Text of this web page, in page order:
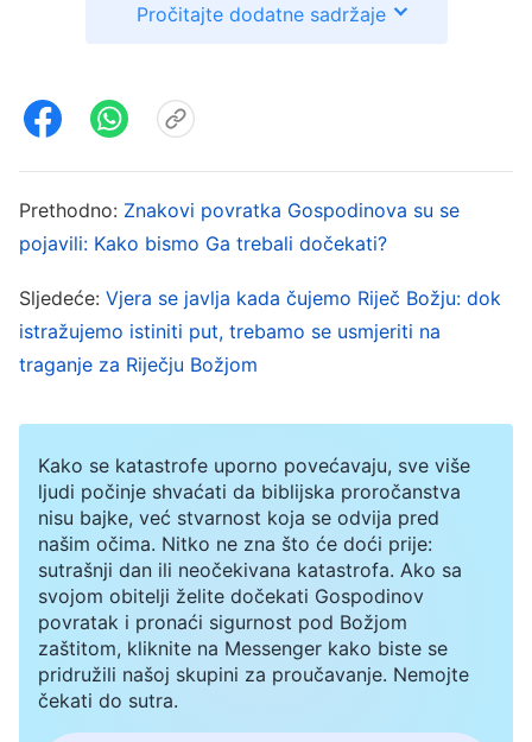
nebu i zemlji, krv i oganj i stupove dima. Sunce
nego svane Jahvin dan, velik i strašan
Također, u Otkrivenju 6,12 stoji: „
Jaganjac otvori šesti pečat, potres velik nasta. I
sunce pocrnje kao dlakava kostrijet, sav mjesec
posta kao krv.” „Velik i strašan dan” spomenut u
proročanstvu odnosi se na velike katastrofe. Svi
smo vidjeli kako katastrofe posljednjih nekoliko
godina rastu, s čestim pojavama katastrofa kao
previranju i stalno se mijenja, a česte su erupcije
ratova, nasilnih incidenata i terorističkih napada
koji nastavljaju eskalirati; globalna klima postaje
sve toplija, a ekstremne vremenske prilike i razna
astronomska čuda se često događaju. Znakovi
posljednjih dana prorečeni u Bibliji pojavili su se
jedan po jedan. Učestala pojava krvavog mjeseca
Pročitajte dodatne sadržaje
Prethodno: Znakovi povratka Gospodinova su se
pojavili: Kako bismo Ga trebali dočekati?
Sljedeće: Vjera se javlja kada čujemo Riječ Božju: dok
istražujemo istiniti put, trebamo se usmjeriti na
traganje za Riječju Božjom
Kako se katastrofe uporno povećavaju, sve više
ljudi počinje shvaćati da biblijska proročanstva
nisu bajke, već stvarnost koja se odvija pred
našim očima. Nitko ne zna što će doći prije:
sutrašnji dan ili neočekivana katastrofa. Ako sa
svojom obitelji želite dočekati Gospodinov
povratak i pronaći sigurnost pod Božjom
zaštitom, kliknite na Messenger kako biste se
pridružili našoj skupini za proučavanje. Nemojte
čekati do sutra.